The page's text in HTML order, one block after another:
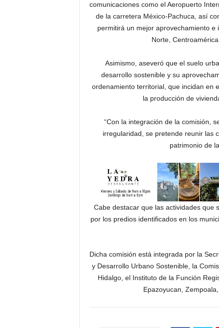
comunicaciones como el Aeropuerto
de la carretera México-Pachuca, así
permitirá un mejor aprovechamiento
Norte,
Asimismo, aseveró que el suelo
desarrollo sostenible y su
ordenamiento territorial, que incidan en
la producción de
“Con la integración de la comisión,
irregularidad, se pretende reunir las
patrimonio de
Cabe destacar que las actividades que
por los predios identificados en los
Dicha comisión está integrada por la
y Desarrollo Urbano Sostenible, la
Hidalgo, el Instituto de la Función
Epazoyucan,